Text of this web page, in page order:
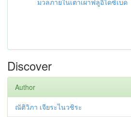
Discover
Author
ณัติวิภา เจียระไนวชิระ